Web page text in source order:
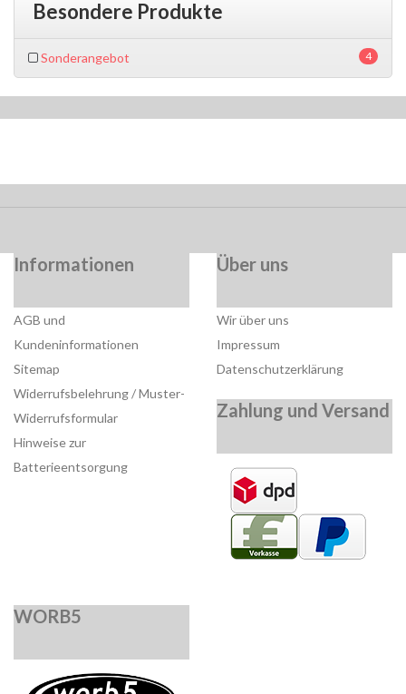
Besondere Produkte
4
Sonderangebot
Informationen
AGB und
Kundeninformationen
Sitemap
Widerrufsbelehrung / Muster-
Widerrufsformular
Hinweise zur
Batterieentsorgung
Über uns
Wir über uns
Impressum
Datenschutzerklärung
Zahlung und Versand
WORB5